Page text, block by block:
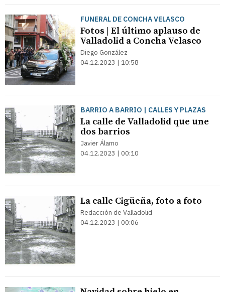
FUNERAL DE CONCHA VELASCO
Fotos | El último aplauso de
Valladolid a Concha Velasco
Diego González
04.12.2023 | 10:58
BARRIO A BARRIO | CALLES Y PLAZAS
La calle de Valladolid que une
dos barrios
Javier Álamo
04.12.2023 | 00:10
La calle Cigüeña, foto a foto
Redacción de Valladolid
04.12.2023 | 00:06